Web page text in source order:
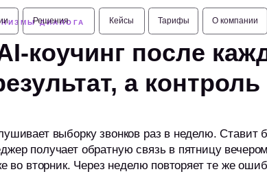
Медицина
Медиа
О компании
Тарифы
Кейсы
Решения
Медицина
Медиа
О компании
Тарифы
Кейсы
Решения
ДИАЛОГА
коучинг после
а контроль
выборку звонков раз в неделю.
получает обратную связь в пятницу
во вторник. Через неделю повторяет те же